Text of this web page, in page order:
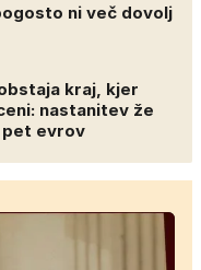
ni več dovolj
kraj, kjer
nastanitev že
pet evrov